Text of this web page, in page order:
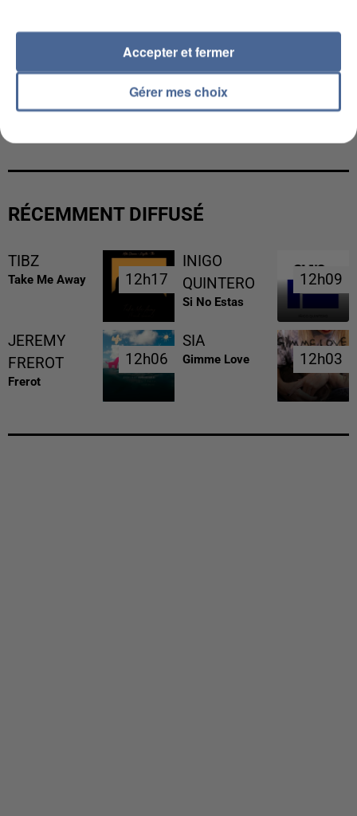
UNE TOURISTE DE L’OISE EMPORTÉE PAR UNE
RÉCEMMENT DIFFUSÉ
TIBZ
Take Me Away 12h17
12h17
INIGO
QUINTERO
Si No Estas
12h09
12h09
JEREMY
FREROT
Frerot
12h06
12h06
SIA
Gimme Love 12h03
12h03
Gérer mes choix
Accepter et fermer